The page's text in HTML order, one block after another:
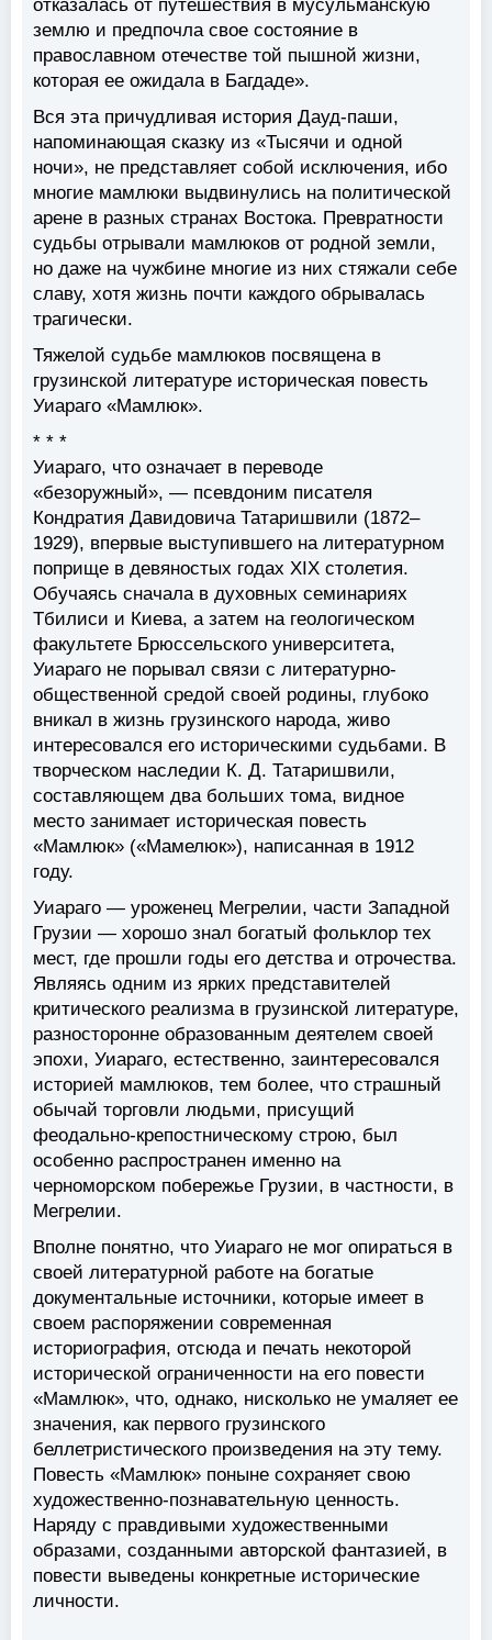
отказалась от путешествия в мусульманскую
землю и предпочла свое состояние в
православном отечестве той пышной жизни,
которая ее ожидала в Багдаде».
Вся эта причудливая история Дауд-паши,
напоминающая сказку из «Тысячи и одной
ночи», не представляет собой исключения, ибо
многие мамлюки выдвинулись на политической
арене в разных странах Востока. Превратности
судьбы отрывали мамлюков от родной земли,
но даже на чужбине многие из них стяжали себе
славу, хотя жизнь почти каждого обрывалась
трагически.
Тяжелой судьбе мамлюков посвящена в
грузинской литературе историческая повесть
Уиараго «Мамлюк».
* * *
Уиараго, что означает в переводе
«безоружный», — псевдоним писателя
Кондратия Давидовича Татаришвили (1872–
1929), впервые выступившего на литературном
поприще в девяностых годах XIX столетия.
Обучаясь сначала в духовных семинариях
Тбилиси и Киева, а затем на геологическом
факультете Брюссельского университета,
Уиараго не порывал связи с литературно-
общественной средой своей родины, глубоко
вникал в жизнь грузинского народа, живо
интересовался его историческими судьбами. В
творческом наследии К. Д. Татаришвили,
составляющем два больших тома, видное
место занимает историческая повесть
«Мамлюк» («Мамелюк»), написанная в 1912
году.
Уиараго — уроженец Мегрелии, части Западной
Грузии — хорошо знал богатый фольклор тех
мест, где прошли годы его детства и отрочества.
Являясь одним из ярких представителей
критического реализма в грузинской литературе,
разносторонне образованным деятелем своей
эпохи, Уиараго, естественно, заинтересовался
историей мамлюков, тем более, что страшный
обычай торговли людьми, присущий
феодально-крепостническому строю, был
особенно распространен именно на
черноморском побережье Грузии, в частности, в
Мегрелии.
Вполне понятно, что Уиараго не мог опираться в
своей литературной работе на богатые
документальные источники, которые имеет в
своем распоряжении современная
историография, отсюда и печать некоторой
исторической ограниченности на его повести
«Мамлюк», что, однако, нисколько не умаляет ее
значения, как первого грузинского
беллетристического произведения на эту тему.
Повесть «Мамлюк» поныне сохраняет свою
художественно-познавательную ценность.
Наряду с правдивыми художественными
образами, созданными авторской фантазией, в
повести выведены конкретные исторические
личности.